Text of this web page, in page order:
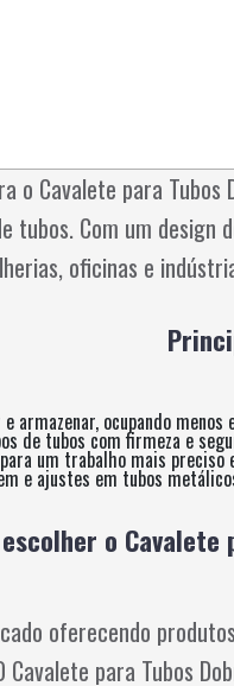
o Cavalete para
tubos. Com um
oficinas e
ocupando menos
de tubos com firmeza e
um trabalho mais preciso
e ajustes em tubos
o Cavalete
oferecendo
Cavalete para Tubos